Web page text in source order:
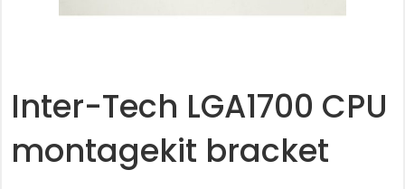
Inter-Tech LGA1700 CPU
montagekit bracket